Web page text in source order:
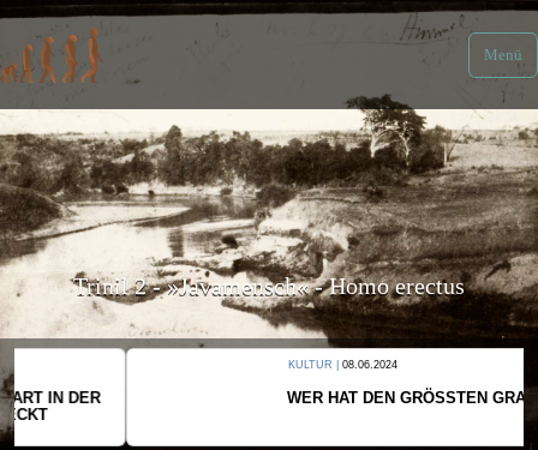
Menü
Trinil 2 - »Javamensch« - Homo erectus
WER HAT DEN GRÖSSTEN GRABHÜGEL?